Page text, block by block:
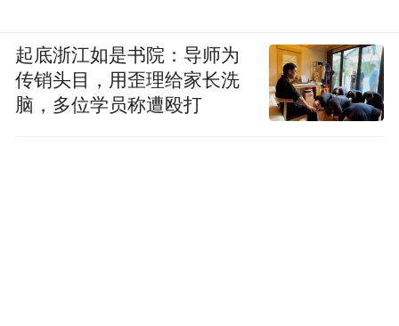
起底浙江如是书院：导师为
传销头目，用歪理给家长洗
脑，多位学员称遭殴打